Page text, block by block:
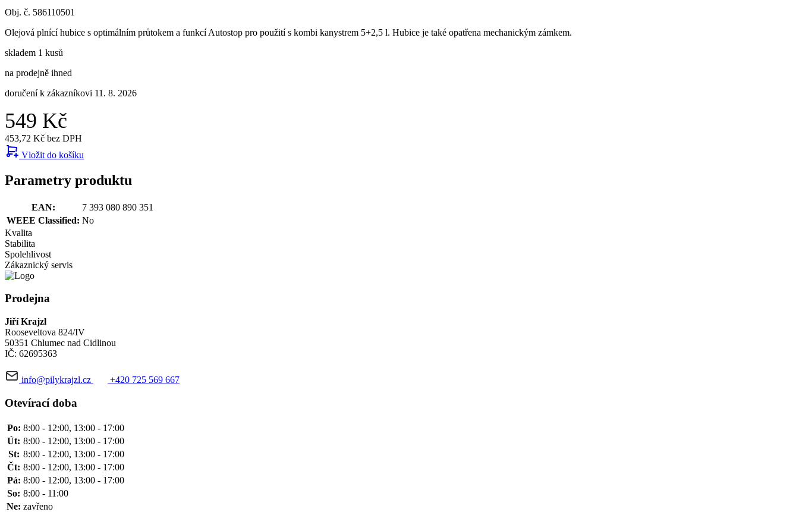
Obj. č. 586110501
Olejová plnící hubice s optimálním průtokem a funkcí Autostop pro použití s kombi kanystrem 5+2,5 l. Hubice je také opatřena mechanickým zámkem.
skladem 1 kusů
na prodejně ihned
doručení k zákazníkovi 11. 8. 2026
549 Kč
453,72 Kč bez DPH
Vložit do košíku
Parametry produktu
EAN:
7 393 080 890 351
WEEE Classified: No
Kvalita
Stabilita
Spolehlivost
Zákaznický servis
Prodejna
Jiří Krajzl
Rooseveltova 824/IV
50351 Chlumec nad Cidlinou
IČ: 62695363
info@pilykrajzl.cz +420 725 569 667
Otevírací doba
Po: 8:00 - 12:00, 13:00 - 17:00
Út: 8:00 - 12:00, 13:00 - 17:00
St: 8:00 - 12:00, 13:00 - 17:00
Čt: 8:00 - 12:00, 13:00 - 17:00
Pá: 8:00 - 12:00, 13:00 - 17:00
So: 8:00 - 11:00
Ne: zavřeno